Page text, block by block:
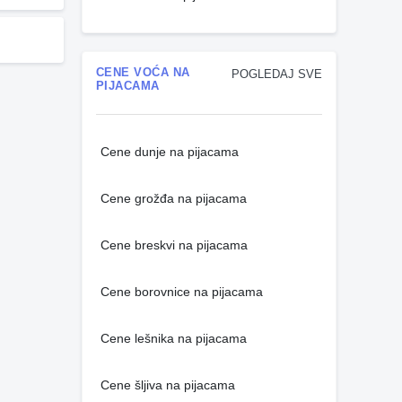
POGLEDAJ SVE
CENE VOĆA NA
PIJACAMA
Cene dunje na pijacama
Cene grožđa na pijacama
Cene breskvi na pijacama
Cene borovnice na pijacama
Cene lešnika na pijacama
Cene šljiva na pijacama